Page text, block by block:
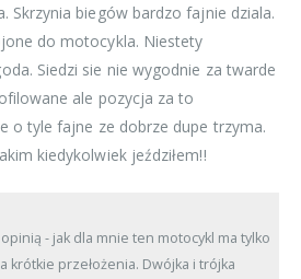
Skrzynia biegów bardzo fajnie dziala.
do motocykla. Niestety
Siedzi sie nie wygodnie za twarde
ale pozycja za to
o tyle fajne ze dobrze dupe trzyma.
kiedykolwiek jeździłem!!
- jak dla mnie ten motocykl ma tylko
krótkie przełożenia. Dwójka i trójka